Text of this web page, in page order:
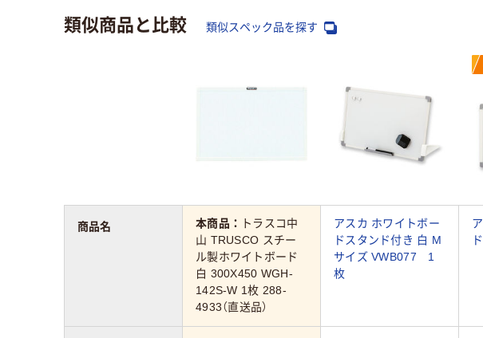
類似商品と比較 類似スペック品を探す
本商品：
トラスコ中
山 TRUSCO スチー
ル製ホワイトボード
白 300X450 WGH-
142S-W 1枚 288-
4933（直送品）
アスカ ホワイトボー
ドスタンド付き 白 M
サイズ VWB077 1
枚
商品名